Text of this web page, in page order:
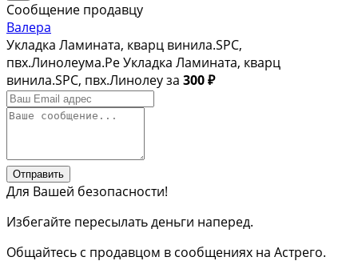
Сообщение продавцу
Валера
Укладка Ламината, кварц винила.SPC,
пвх.Линолеума.Ре Укладка Ламината, кварц
винила.SPC, пвх.Линолеу за 300 ₽
Отправить
Для Вашей безопасности!
Избегайте пересылать деньги наперед.
Общайтесь с продавцом в сообщениях на Астрего.